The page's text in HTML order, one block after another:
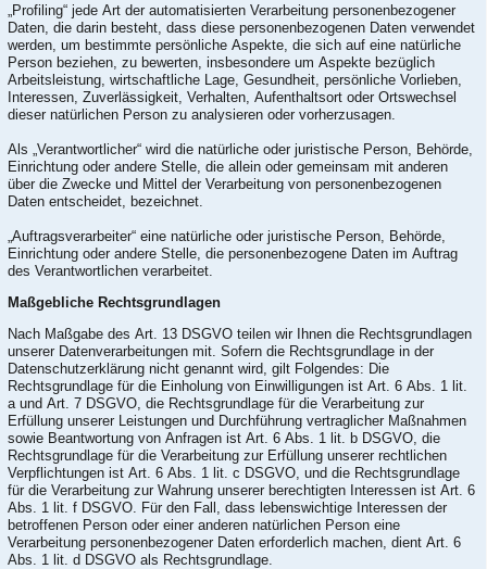
„Profiling“ jede Art der automatisierten Verarbeitung personenbezogener
Daten, die darin besteht, dass diese personenbezogenen Daten verwendet
werden, um bestimmte persönliche Aspekte, die sich auf eine natürliche
Person beziehen, zu bewerten, insbesondere um Aspekte bezüglich
Arbeitsleistung, wirtschaftliche Lage, Gesundheit, persönliche Vorlieben,
Interessen, Zuverlässigkeit, Verhalten, Aufenthaltsort oder Ortswechsel
dieser natürlichen Person zu analysieren oder vorherzusagen.
Als „Verantwortlicher“ wird die natürliche oder juristische Person, Behörde,
Einrichtung oder andere Stelle, die allein oder gemeinsam mit anderen
über die Zwecke und Mittel der Verarbeitung von personenbezogenen
Daten entscheidet, bezeichnet.
„Auftragsverarbeiter“ eine natürliche oder juristische Person, Behörde,
Einrichtung oder andere Stelle, die personenbezogene Daten im Auftrag
des Verantwortlichen verarbeitet.
Maßgebliche Rechtsgrundlagen
Nach Maßgabe des Art. 13 DSGVO teilen wir Ihnen die Rechtsgrundlagen
unserer Datenverarbeitungen mit. Sofern die Rechtsgrundlage in der
Datenschutzerklärung nicht genannt wird, gilt Folgendes: Die
Rechtsgrundlage für die Einholung von Einwilligungen ist Art. 6 Abs. 1 lit.
a und Art. 7 DSGVO, die Rechtsgrundlage für die Verarbeitung zur
Erfüllung unserer Leistungen und Durchführung vertraglicher Maßnahmen
sowie Beantwortung von Anfragen ist Art. 6 Abs. 1 lit. b DSGVO, die
Rechtsgrundlage für die Verarbeitung zur Erfüllung unserer rechtlichen
Verpflichtungen ist Art. 6 Abs. 1 lit. c DSGVO, und die Rechtsgrundlage
für die Verarbeitung zur Wahrung unserer berechtigten Interessen ist Art. 6
Abs. 1 lit. f DSGVO. Für den Fall, dass lebenswichtige Interessen der
betroffenen Person oder einer anderen natürlichen Person eine
Verarbeitung personenbezogener Daten erforderlich machen, dient Art. 6
Abs. 1 lit. d DSGVO als Rechtsgrundlage.